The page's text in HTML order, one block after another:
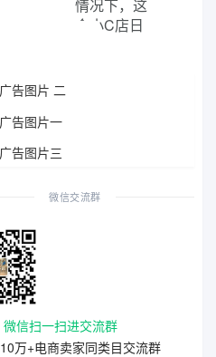
情况下，这
个小C店日
微信交流群
微信扫一扫进交流群
10万+电商卖家同类目交流群